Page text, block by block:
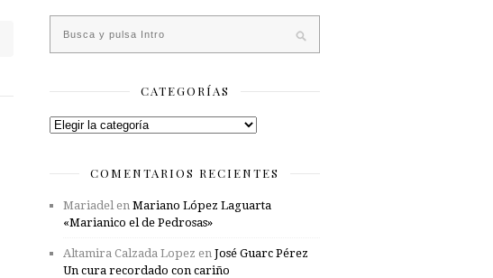
CATEGORÍAS
Categorías
COMENTARIOS RECIENTES
Mariadelen Mariano López Laguarta
«Marianico el de Pedrosas»
Altamira Calzada Lopez en José Guarc Pérez
Un cura recordado con cariño